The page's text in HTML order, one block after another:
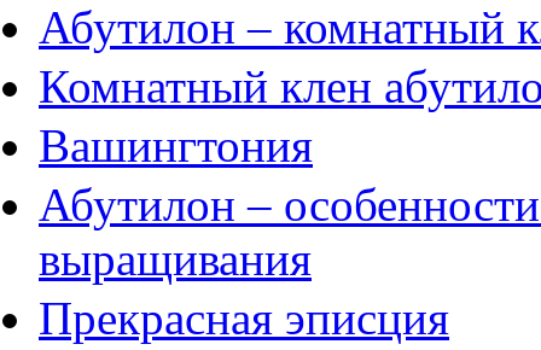
Абутилон – комнатный
Комнатный клен
Вашингтония
Абутилон –
выращивания
Прекрасная эписция